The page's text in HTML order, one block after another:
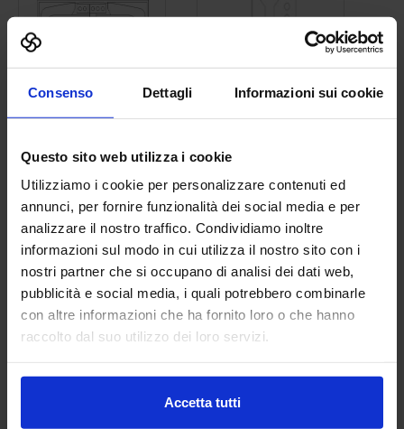
Consenso Dettagli Informazioni sui cookie
Questo sito web utilizza i cookie
Utilizziamo i cookie per personalizzare contenuti ed
annunci, per fornire funzionalità dei social media e per
analizzare il nostro traffico. Condividiamo inoltre
informazioni sul modo in cui utilizza il nostro sito con i
nostri partner che si occupano di analisi dei dati web,
pubblicità e social media, i quali potrebbero combinarle
con altre informazioni che ha fornito loro o che hanno
raccolto dal suo utilizzo dei loro servizi.
Accetta tutti
Categorie Blocchi CAD